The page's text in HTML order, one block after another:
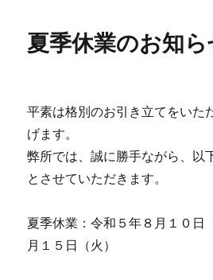
夏季休業のお知
平素は格別のお引き立てをいた
げます。
弊所では、誠に勝手ながら、以
とさせていただきます。
夏季休業：令和５年８月１０日
月１５日（火）